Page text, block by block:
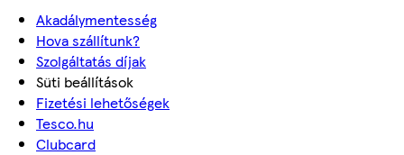
Akadálymentesség
Hova szállítunk?
Szolgáltatás díjak
Süti beállítások
Fizetési lehetőségek
Tesco.hu
Clubcard